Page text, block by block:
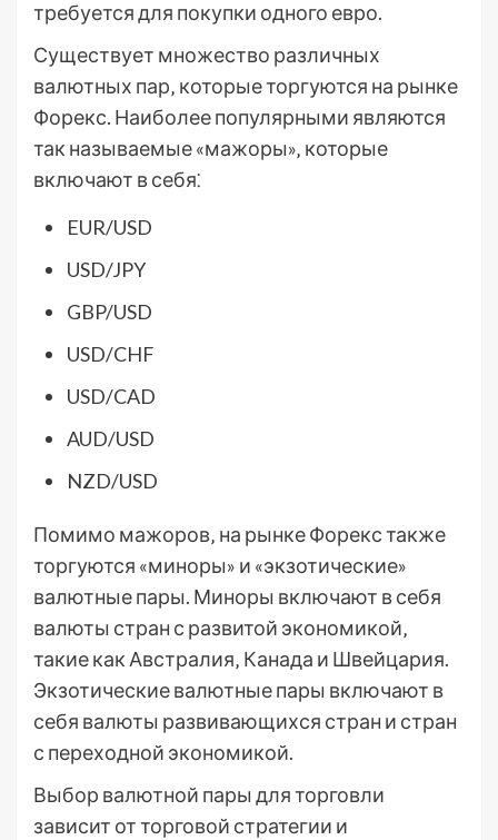
требуется для покупки одного евро.
Существует множество различных
валютных пар‚ которые торгуются на рынке
Форекс. Наиболее популярными являются
так называемые «мажоры»‚ которые
включают в себя⁚
EUR/USD
USD/JPY
GBP/USD
USD/CHF
USD/CAD
AUD/USD
NZD/USD
Помимо мажоров‚ на рынке Форекс также
торгуются «миноры» и «экзотические»
валютные пары. Миноры включают в себя
валюты стран с развитой экономикой‚
такие как Австралия‚ Канада и Швейцария.
Экзотические валютные пары включают в
себя валюты развивающихся стран и стран
с переходной экономикой.
Выбор валютной пары для торговли
зависит от торговой стратегии и